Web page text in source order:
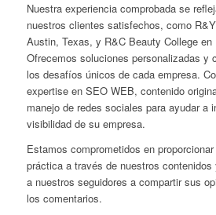
Nuestra experiencia comprobada se
nuestros clientes satisfechos, como
Austin, Texas, y R&C Beauty College
Ofrecemos soluciones personalizadas y
los desafíos únicos de cada empresa.
expertise en SEO WEB, contenido
manejo de redes sociales para ayudar a
visibilidad de su empresa.
Estamos comprometidos en
práctica a través de nuestros
a nuestros seguidores a compartir sus
los comentarios.